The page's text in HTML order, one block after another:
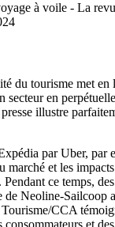
à voile - La
du tourisme met en
secteur en
illustre
par Uber, par
marché et les
ce temps,
de Neoline-Sailcoop
CCA
et des